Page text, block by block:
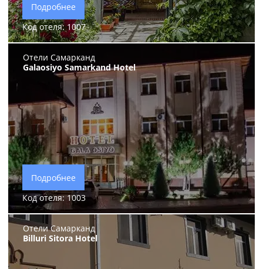
Подробнее
Код отеля: 1007
Отели Самарканд
Galaosiyo Samarkand Hotel
Подробнее
Код отеля: 1003
Отели Самарканд
Billuri Sitora Hotel